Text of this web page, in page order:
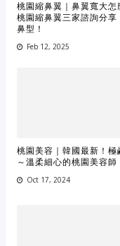
桃園縮鼻翼｜鼻翼寬大怎
桃園縮鼻翼三家諮詢分
鼻型！
Feb 12, 2025
桃園美容｜韓國最新！
～溫柔細心的桃園美容
Oct 17, 2024